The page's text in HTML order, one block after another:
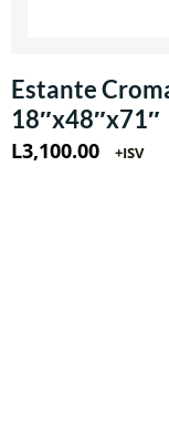
Estante
18″x48″x71″
L3,100.00 +ISV